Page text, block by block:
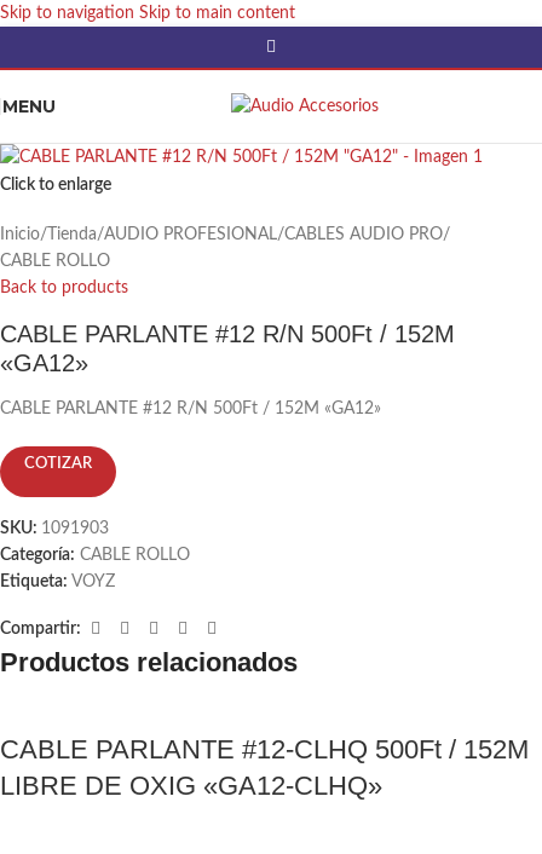
Skip to navigation Skip to main content
MENU
Click to enlarge
Inicio/ Tienda/AUDIO PROFESIONAL/CABLES AUDIO PRO/
CABLE ROLLO
Back to products
CABLE PARLANTE #12 R/N 500Ft / 152M
«GA12»
CABLE PARLANTE #12 R/N 500Ft / 152M «GA12»
COTIZAR
SKU: 1091903
Categoría: CABLE ROLLO
Etiqueta: VOYZ
Compartir:
Productos relacionados
CABLE PARLANTE #12-CLHQ 500Ft / 152M
LIBRE DE OXIG «GA12-CLHQ»